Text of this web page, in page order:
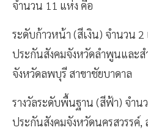
จำนวน 11 แห่ง คือ
ระดับก้าวหน้า (สีเงิน) จำนวน
ประกันสังคมจังหวัดลำพูนและ
จังหวัดลพบุรี สาขาชัยบาดาล
รางวัลระดับพื้นฐาน (สีฟ้า) จำน
ประกันสังคมจังหวัดนครสวรรค์,